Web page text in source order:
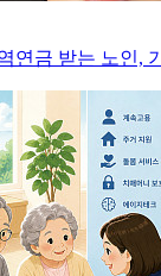
연금 받는 노인,